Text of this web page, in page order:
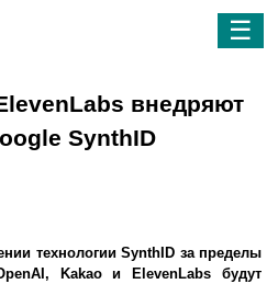
☰
внедряют
SynthID
технологии SynthID за пределы
Kakao и ElevenLabs будут